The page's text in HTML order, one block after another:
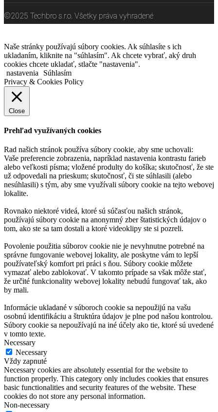
©2025 Techbro s.r.o. Všetky práva vyhradené
Naše stránky používajú súbory cookies. Ak súhlasíte s ich
ukladaním, kliknite na "súhlasím". Ak chcete vybrať, aký druh
cookies chcete ukladať, stlačte "nastavenia".
nastavenia
Súhlasím
Privacy & Cookies Policy
Close
Prehľad využívaných cookies
Rad našich stránok používa súbory cookie, aby sme uchovali:
Vaše preferencie zobrazenia, napríklad nastavenia kontrastu farieb
alebo veľkosti písma; vložené produlty do košíka; skutočnosť, že ste
už odpovedali na prieskum; skutočnosť, či ste súhlasili (alebo
nesúhlasili) s tým, aby sme využívali súbory cookie na tejto webovej
lokalite.
Rovnako niektoré videá, ktoré sú súčasťou našich stránok,
používajú súbory cookie na anonymný zber štatistických údajov o
tom, ako ste sa tam dostali a ktoré videoklipy ste si pozreli.
Povolenie použitia súborov cookie nie je nevyhnutne potrebné na
správne fungovanie webovej lokality, ale poskytne vám to lepší
používateľský komfort pri práci s ňou. Súbory cookie môžete
vymazať alebo zablokovať. V takomto prípade sa však môže stať,
že určité funkcionality webovej lokality nebudú fungovať tak, ako
by mali.
Informácie ukladané v súboroch cookie sa nepoužijú na vašu
osobnú identifikáciu a štruktúra údajov je plne pod našou kontrolou.
Súbory cookie sa nepoužívajú na iné účely ako tie, ktoré sú uvedené
v tomto texte.
Necessary
Necessary
Vždy zapnuté
Necessary cookies are absolutely essential for the website to
function properly. This category only includes cookies that ensures
basic functionalities and security features of the website. These
cookies do not store any personal information.
Non-necessary